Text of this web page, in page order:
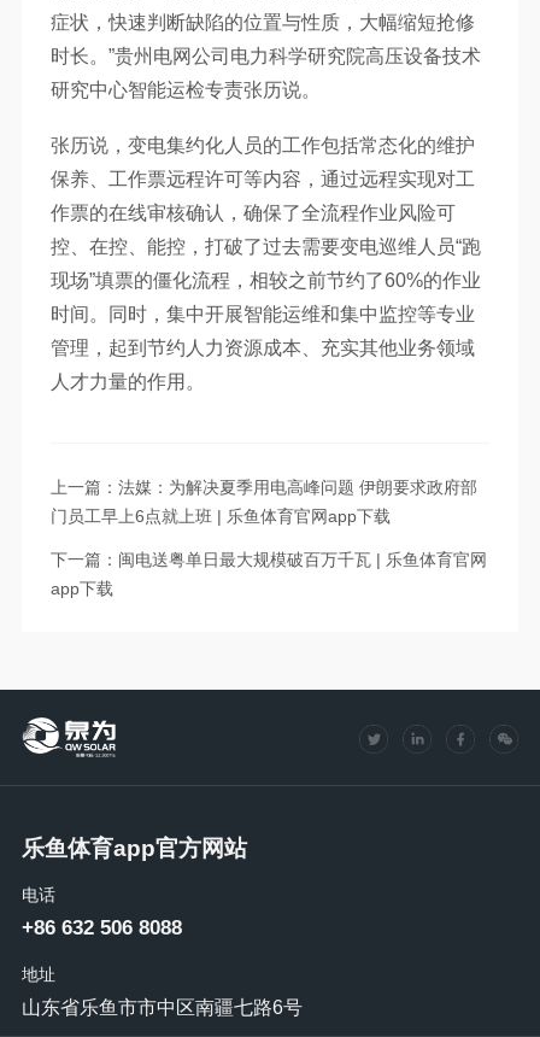
症状，快速判断缺陷的位置与性质，大幅缩短抢修
时长。”贵州电网公司电力科学研究院高压设备技术
研究中心智能运检专责张历说。
张历说，变电集约化人员的工作包括常态化的维护
保养、工作票远程许可等内容，通过远程实现对工
作票的在线审核确认，确保了全流程作业风险可
控、在控、能控，打破了过去需要变电巡维人员“跑
现场”填票的僵化流程，相较之前节约了60%的作业
时间。同时，集中开展智能运维和集中监控等专业
管理，起到节约人力资源成本、充实其他业务领域
人才力量的作用。
上一篇：法媒：为解决夏季用电高峰问题 伊朗要求政府部
门员工早上6点就上班 | 乐鱼体育官网app下载
下一篇：闽电送粤单日最大规模破百万千瓦 | 乐鱼体育官网
app下载
乐鱼体育app官方网站
电话
+86 632 506 8088
地址
山东省乐鱼市市中区南疆七路6号